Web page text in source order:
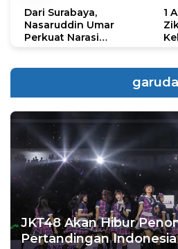
Dari Surabaya,
Nasaruddin Umar
Perkuat Narasi
1
garuda
JKT48 Akan Hibur
Pertandingan